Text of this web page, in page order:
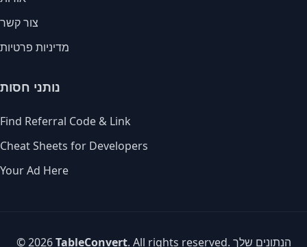
צור קשר
מדיניות פרטיות
נותני חסות
Find Referral Code & Link
Cheat Sheets for Developers
Your Ad Here
© 2026TableConvert. All rights reserved. הנתונים שלך